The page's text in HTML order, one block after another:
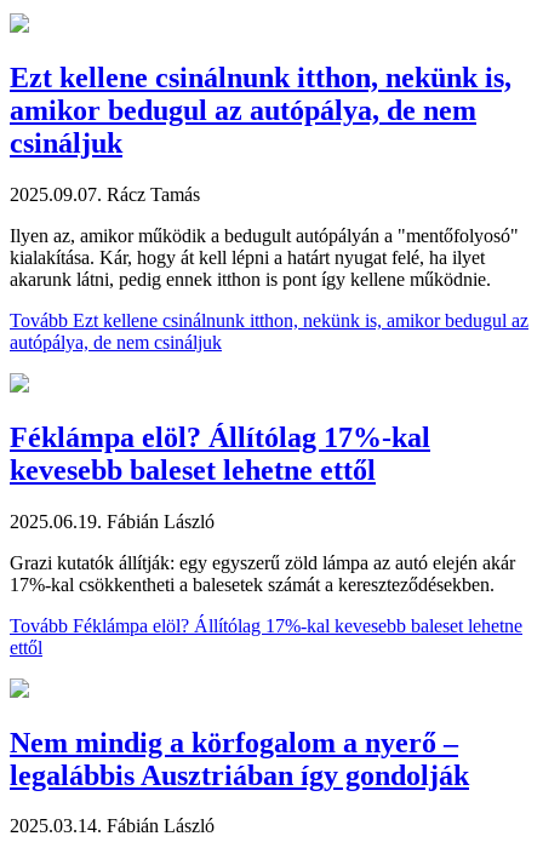
Ezt kellene csinálnunk itthon, nekünk is,
amikor bedugul az autópálya, de nem
csináljuk
2025.09.07. Rácz Tamás
Ilyen az, amikor működik a bedugult autópályán a "mentőfolyosó"
kialakítása. Kár, hogy át kell lépni a határt nyugat felé, ha ilyet
akarunk látni, pedig ennek itthon is pont így kellene működnie.
Tovább Ezt kellene csinálnunk itthon, nekünk is, amikor bedugul az
autópálya, de nem csináljuk
Féklámpa elöl? Állítólag 17%-kal
kevesebb baleset lehetne ettől
2025.06.19. Fábián László
Grazi kutatók állítják: egy egyszerű zöld lámpa az autó elején akár
17%-kal csökkentheti a balesetek számát a kereszteződésekben.
Tovább Féklámpa elöl? Állítólag 17%-kal kevesebb baleset lehetne
ettől
Nem mindig a körfogalom a nyerő –
legalábbis Ausztriában így gondolják
2025.03.14. Fábián László